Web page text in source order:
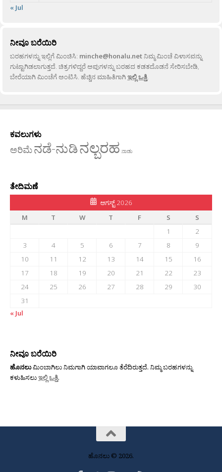
« Jul
ನೀವೂ ಬರೆಯಿರಿ
ಬರಹಗಳನ್ನು ಇಲ್ಲಿಗೆ ಮಿಂಚಿಸಿ: minche@honalu.netನಿಮ್ಮ ಮಿಂಚೆ ವಿಳಾಸವನ್ನು
ಗುಟ್ಟಾಗಿಡಲಾಗುತ್ತದೆ. ಚಿತ್ರಗಳಿದ್ದರೆ ಅವುಗಳನ್ನು ಬರಹದ ಕಡತದೊಡನೆ ಸೇರಿಸಬೇಡಿ,
ಬೇರೆಯಾಗಿ ಮಿಂಚೆಗೆ ಅಂಟಿಸಿ. ಹೆಚ್ಚಿನ ಮಾಹಿತಿಗಾಗಿಇಲ್ಲಿ ಒತ್ತಿ.
ಕವಲುಗಳು
ಅರಿಮೆನಡೆ-ನುಡಿನಲ್ಬರಹ ನಾಡು
ತೇದಿಮಣೆ
ಆಗಸ್ಟ್ 2026
M
T W T F S
S
1
2
3
4 5 6 7 8
9
10
11 12 13 14 15
16
17
18 19 20 21 22
23
24
25 26 27 28 29
30
31
« Jul
ನೀವೂ ಬರೆಯಿರಿ
ಹೊನಲುಮಿಂಬಾಗಿಲು ನಿಮಗಾಗಿ ಯಾವಾಗಲೂ ತೆರೆದಿರುತ್ತದೆ. ನಿಮ್ಮ ಬರಹಗಳನ್ನು
ಕಳುಹಿಸಲುಇಲ್ಲಿ ಒತ್ತಿ.
ಹೊನಲು © 2026.